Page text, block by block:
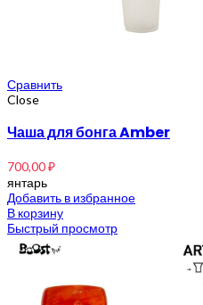
Сравнить
Close
Чаша для бонга Amber
700,00₽
янтарь
Добавить в избранное
В корзину
Быстрый просмотр